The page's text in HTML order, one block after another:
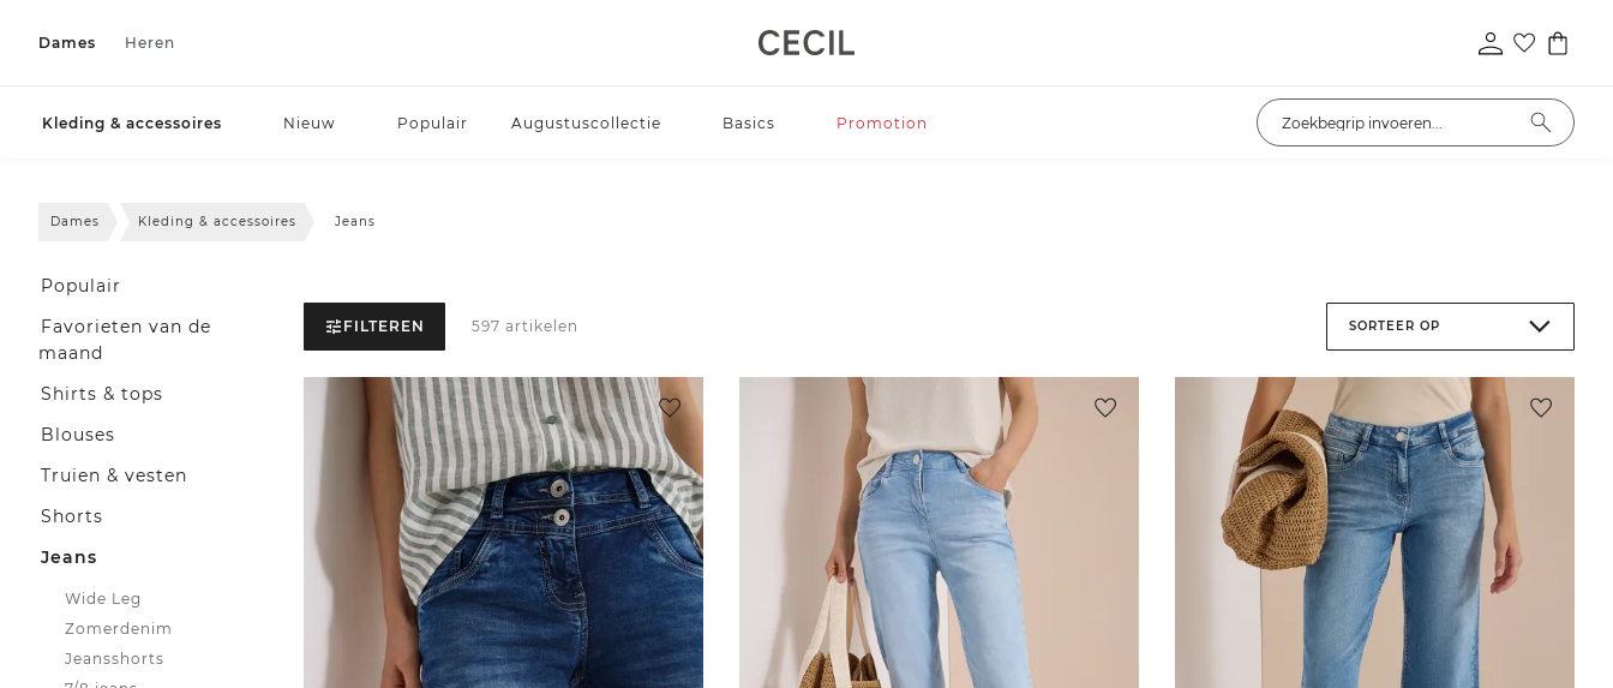
Dames Heren
Kleding & accessoires Nieuw Populair Augustuscollectie Basics Promotion
Dames Kleding & accessoires Jeans
Populair
Favorieten van de
maand
Shirts & tops
Blouses
Truien & vesten
Shorts
Jeans
Wide Leg
Zomerdenim
Jeansshorts
FILTEREN 597 artikelen SORTEER OP